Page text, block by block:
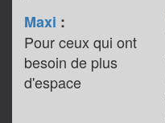
Maxi :
Pour ceux qui ont
besoin de plus
d'espace